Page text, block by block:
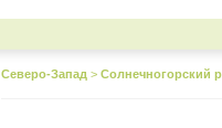
Северо-Запад > Солнечногорский